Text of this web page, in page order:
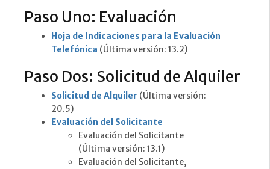
Paso Uno: Evaluación
Hoja de Indicaciones para la Evaluación
Telefónica (Última versión: 13.2)
Paso Dos: Solicitud de Alquiler
Solicitud de Alquiler (Última versión:
20.5)
Evaluación del Solicitante
Evaluación del Solicitante
(Última versión: 13.1)
Evaluación del Solicitante,